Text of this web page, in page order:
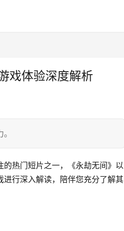
戏体验深度解析
热门短片之一，《永劫无间》以
行深入解读，陪伴您充分了解其